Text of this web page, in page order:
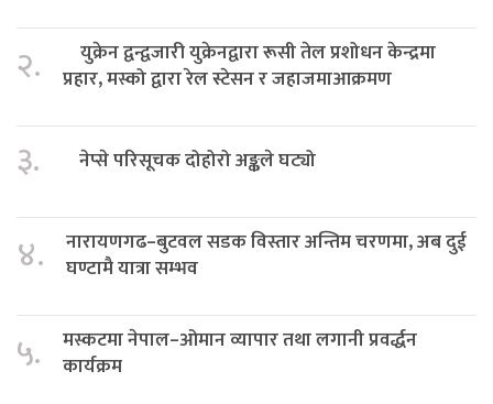
२.
युक्रेन द्वन्द्वजारी युक्रेनद्वारा रूसी तेल प्रशोधन केन्द्रमा
प्रहार, मस्को द्वारा रेल स्टेसन र जहाजमाआक्रमण
३. नेप्से परिसूचक दोहोरो अङ्कले घट्यो
४.
नारायणगढ–बुटवल सडक विस्तार अन्तिम चरणमा, अब दुई
घण्टामै यात्रा सम्भव
५.
मस्कटमा नेपाल–ओमान व्यापार तथा लगानी प्रवर्द्धन
कार्यक्रम